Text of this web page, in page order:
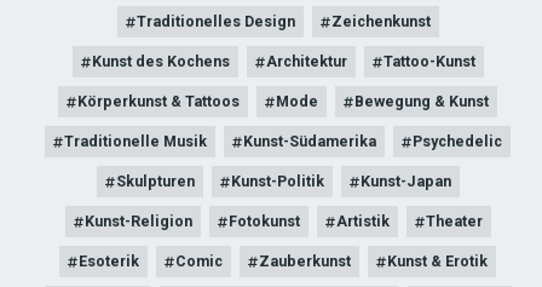
Traditionelles Design Zeichenkunst
Kunst des Kochens Architektur Tattoo-Kunst
Körperkunst & Tattoos Mode Bewegung & Kunst
Traditionelle Musik Kunst-Südamerika Psychedelic
Skulpturen Kunst-Politik Kunst-Japan
Kunst-Religion Fotokunst Artistik Theater
Esoterik Comic Zauberkunst Kunst & Erotik